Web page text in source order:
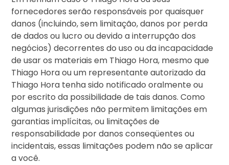
fornecedores serão responsáveis ​​por quaisquer
danos (incluindo, sem limitação, danos por perda
de dados ou lucro ou devido a interrupção dos
negócios) decorrentes do uso ou da incapacidade
de usar os materiais em Thiago Hora, mesmo que
Thiago Hora ou um representante autorizado da
Thiago Hora tenha sido notificado oralmente ou
por escrito da possibilidade de tais danos. Como
algumas jurisdições não permitem limitações em
garantias implícitas, ou limitações de
responsabilidade por danos conseqüentes ou
incidentais, essas limitações podem não se aplicar
a você.